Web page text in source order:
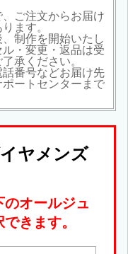
、ご注文からお届け
ます。
制作を開始いたし
・変更・返品は受
承ください。
番号などお届け先
ートセンターまで
ヤメンズ
のオールジュ
きます。